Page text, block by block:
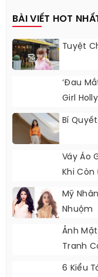
BÀI VIẾT HOT
Tuyệt
‘Đau
Girl
Bí
Váy Áo
Khi
Mỹ
Nhuộm
Ảnh
Tranh
6 Kiểu